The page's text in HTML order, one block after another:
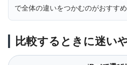
で全体の違いをつかむのがおすすめ
比較するときに迷い